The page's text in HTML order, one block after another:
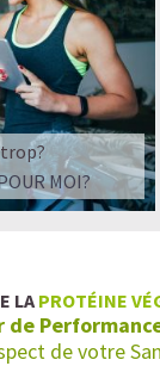
MOI?
LA PROTÉINE
de
de votre